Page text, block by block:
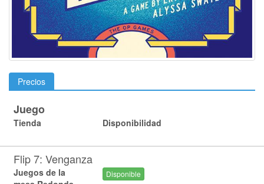
Precios
Juego
Tienda Disponibilidad
Flip 7: Venganza
Juegos de la
Disponible